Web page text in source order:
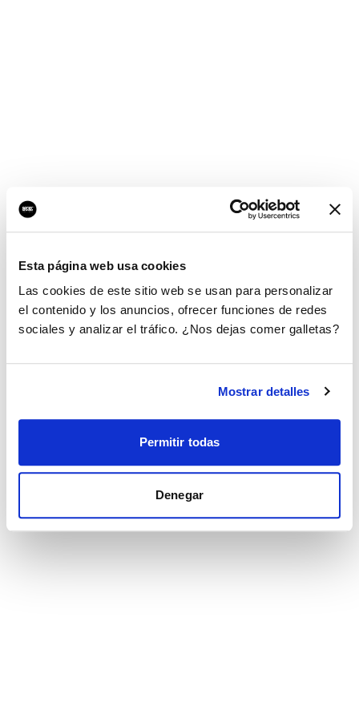
Esta página web usa cookies
Las cookies de este sitio web se usan para personalizar
el contenido y los anuncios, ofrecer funciones de redes
sociales y analizar el tráfico. ¿Nos dejas comer galletas?
Mostrar detalles
Permitir todas
Denegar